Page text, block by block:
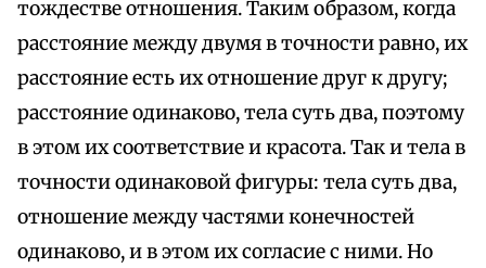
тождестве отношения. Таким образом, когда
расстояние между двумя в точности равно, их
расстояние есть их отношение друг к другу;
расстояние одинаково, тела суть два, поэтому
в этом их соответствие и красота. Так и тела в
точности одинаковой фигуры: тела суть два,
отношение между частями конечностей
одинаково, и в этом их согласие с ними. Но